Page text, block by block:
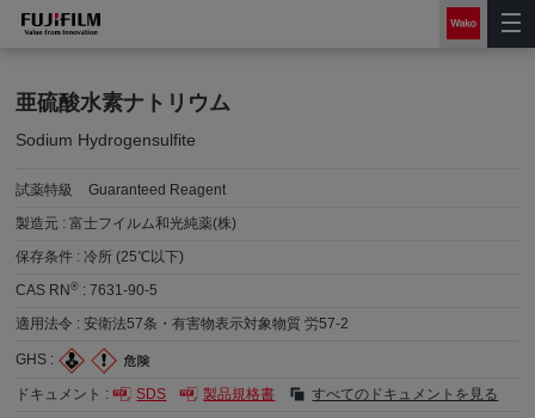
亜硫酸水素ナトリウム
Sodium Hydrogensulfite
試薬特級
Guaranteed Reagent
製造元 :富士フイルム和光純薬(株)
保存条件 :冷所 (25℃以下)
CAS RN® :7631-90-5
適用法令 :安衛法57条・有害物表示対象物質 労57-2
GHS :
ドキュメント : SDS 製品規格書
すべてのドキュメントを見る